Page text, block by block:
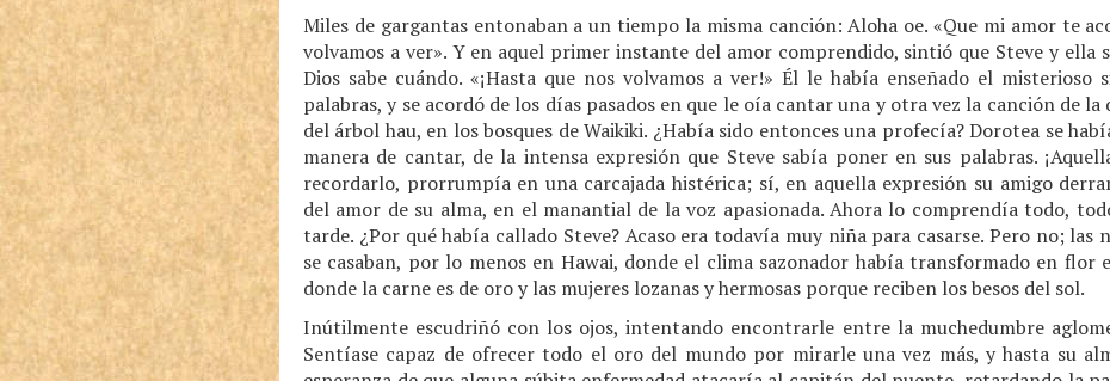
Miles de gargantas entonaban a un tiempo la misma canción: Aloha oe. «Que mi amor te
volvamos a ver». Y en aquel primer instante del amor comprendido, sintió que Steve y ella
Dios sabe cuándo. «¡Hasta que nos volvamos a ver!» Él le había enseñado el misterioso
palabras, y se acordó de los días pasados en que le oía cantar una y otra vez la canción de la
del árbol hau, en los bosques de Waikiki. ¿Había sido entonces una profecía? Dorotea se
manera de cantar, de la intensa expresión que Steve sabía poner en sus palabras.
recordarlo, prorrumpía en una carcajada histérica; sí, en aquella expresión su amigo
del amor de su alma, en el manantial de la voz apasionada. Ahora lo comprendía todo,
tarde. ¿Por qué había callado Steve? Acaso era todavía muy niña para casarse. Pero no; las
se casaban, por lo menos en Hawai, donde el clima sazonador había transformado en flor
donde la carne es de oro y las mujeres lozanas y hermosas porque reciben los besos del sol.
Inútilmente escudriñó con los ojos, intentando encontrarle entre la muchedumbre
Sentíase capaz de ofrecer todo el oro del mundo por mirarle una vez más, y hasta su